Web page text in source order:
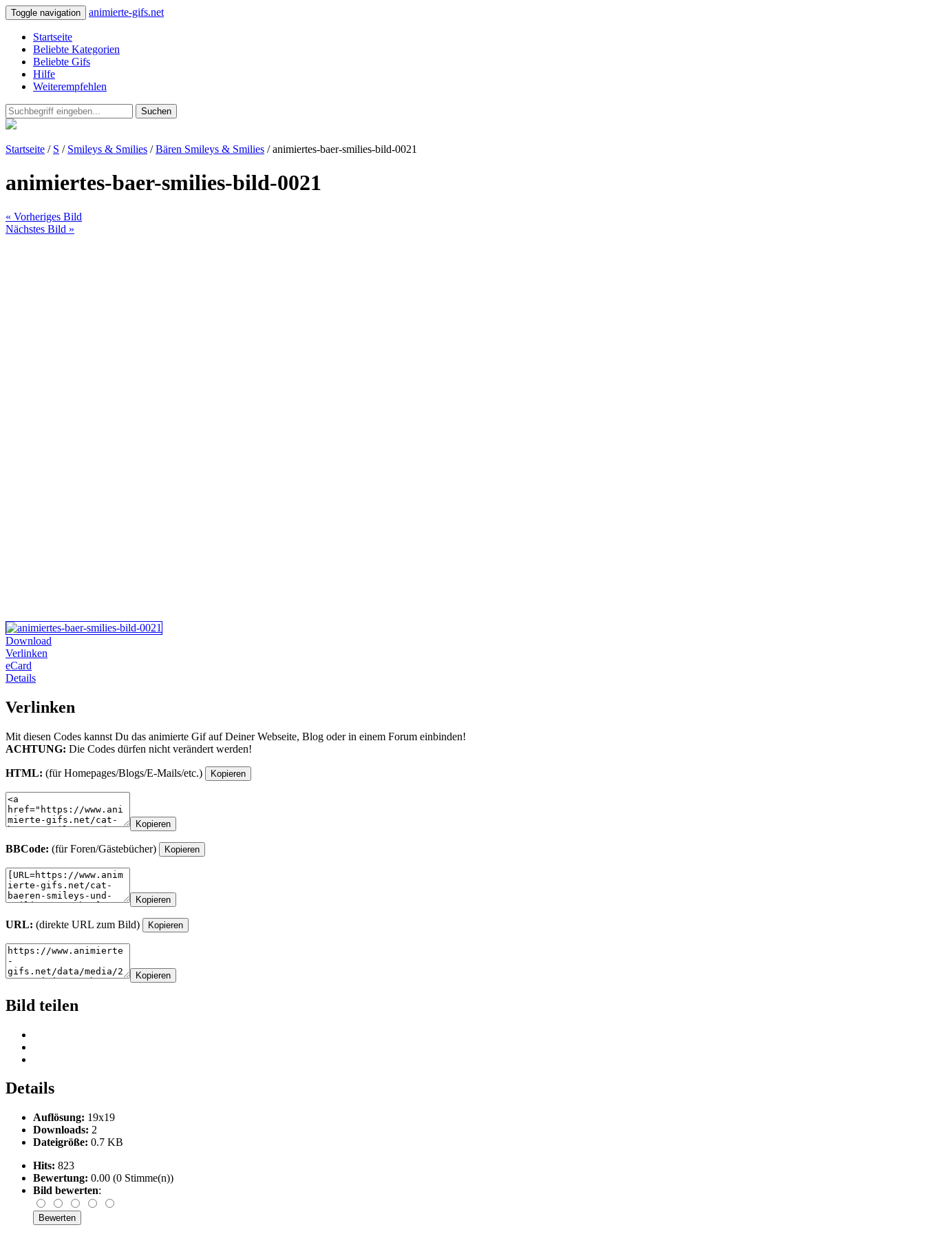
Toggle navigation animierte-gifs.net
Startseite
Beliebte Kategorien
Beliebte Gifs
Hilfe
Weiterempfehlen
Suchen
Startseite / S / Smileys & Smilies /Bären Smileys & Smilies / animiertes-baer-smilies-bild-0021
animiertes-baer-smilies-bild-0021
« Vorheriges Bild
Nächstes Bild »
Download
Verlinken
eCard
Details
Verlinken
Mit diesen Codes kannst Du das animierte Gif auf Deiner Webseite, Blog oder in einem Forum einbinden!
ACHTUNG: Die Codes dürfen nicht verändert werden!
HTML: (für Homepages/Blogs/E-Mails/etc.) Kopieren
Kopieren
BBCode: (für Foren/Gästebücher) Kopieren
Kopieren
URL: (direkte URL zum Bild) Kopieren
Kopieren
Bild teilen
Details
Auflösung: 19x19
Downloads: 2
Dateigröße: 0.7 KB
Hits: 823
Bewertung: 0.00 (0 Stimme(n))
Bild bewerten: